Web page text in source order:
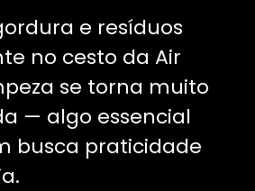
e resíduos
no cesto da Air
se torna muito
— algo essencial
busca praticidade